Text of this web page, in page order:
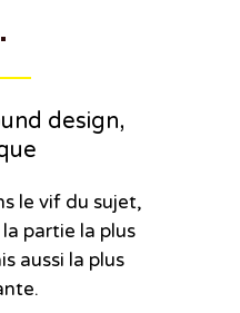
design,
le vif du sujet,
la partie la plus
aussi la plus